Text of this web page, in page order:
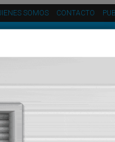
SOMOS CONTACTO